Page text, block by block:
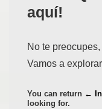
aquí!
No te
Vamos a
You can return ←
looking for.